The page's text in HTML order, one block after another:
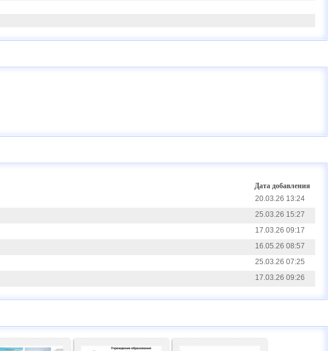
Дата добавления
20.03.26 13:24
25.03.26 15:27
17.03.26 09:17
16.05.26 08:57
25.03.26 07:25
17.03.26 09:26